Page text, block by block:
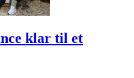
klar til et